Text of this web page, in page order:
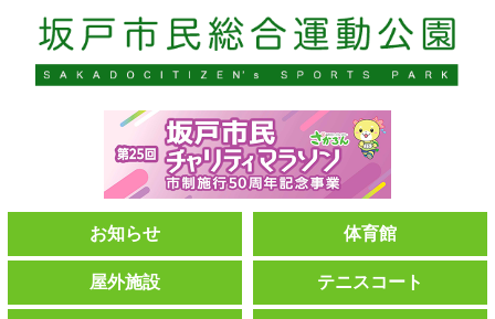
お知らせ 体育館
屋外施設 テニスコート